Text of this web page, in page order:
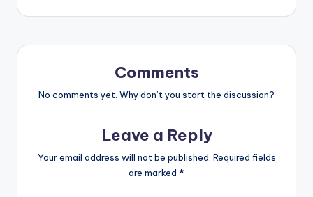
Comments
No comments yet. Why don’t you start the discussion?
Leave a Reply
Your email address will not be published. Required fields
are marked *